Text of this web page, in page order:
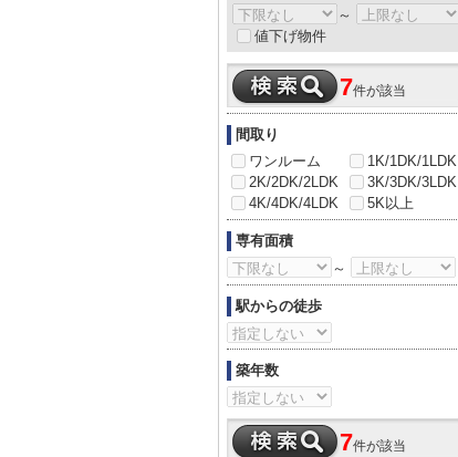
～
値下げ物件
7件が該当
間取り
ワンルーム
1K/1DK/1LDK
2K/2DK/2LDK
3K/3DK/3LDK
4K/4DK/4LDK
5K以上
専有面積
～
駅からの徒歩
築年数
7件が該当